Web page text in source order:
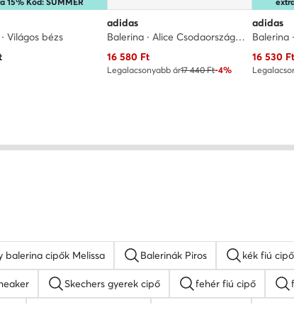
Világos bézs
adidas
Balerina · Alice Csodaországban · Világoskék
Aktuális ár
16 580Ft
Legalacsonyabb ár17 440 Ft-4%
adidas
Aktuális
16 530 Ft
balerina cipők Melissa Balerinák Piros kék fiú cipő
Skechers gyerek cipő fehér fiú cipő